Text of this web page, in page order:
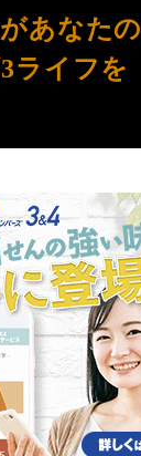
あなたの
ライフを